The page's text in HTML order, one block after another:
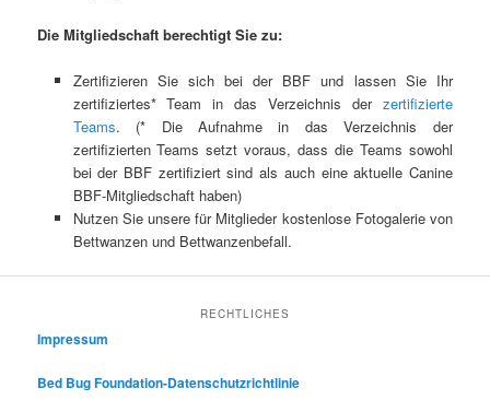
Die Mitgliedschaft berechtigt Sie zu:
Zertifizieren Sie sich bei der BBF und lassen Sie Ihr
zertifiziertes* Team in das Verzeichnis der zertifizierte
Teams. (* Die Aufnahme in das Verzeichnis der
zertifizierten Teams setzt voraus, dass die Teams sowohl
bei der BBF zertifiziert sind als auch eine aktuelle Canine
BBF-Mitgliedschaft haben)
Nutzen Sie unsere für Mitglieder kostenlose Fotogalerie von
Bettwanzen und Bettwanzenbefall.
RECHTLICHES
Impressum
Bed Bug Foundation-Datenschutzrichtlinie